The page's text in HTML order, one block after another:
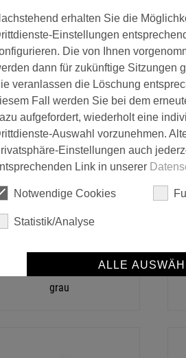
einzA EPS-Platte WLG 034,
grau
einzA EPS-Platte, WLG 032,
grau
erhalten Sie die
Einstellungen
Die von Ihnen
dann für zukünftige Sitzungen
veranlassen die Löschung
Fall werden Sie bei dem
aufgefordert, wiederholt eine
Auswahl vorzunehmen.
Einstellungen auch
Link in unserer
Notwendige Cookies
Statistik/Analyse
ALLE